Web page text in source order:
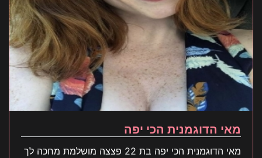
מאי הדוגמנית הכי יפה
מאי הדוגמנית הכי יפה בת 22 פצצה מושלמת מחכה לך